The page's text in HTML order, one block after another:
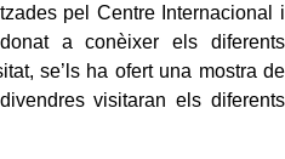
pel Centre Internacional i
a conèixer els diferents
se’ls ha ofert una mostra de
visitaran els diferents